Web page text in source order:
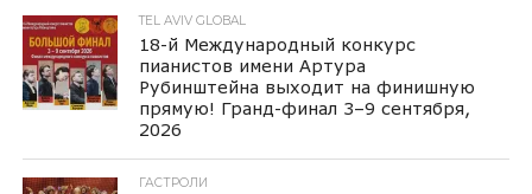
TEL AVIV GLOBAL
18-й Международный конкурс
пианистов имени Артура
Рубинштейна выходит на финишную
прямую! Гранд-финал 3–9 сентября,
2026
ГАСТРОЛИ